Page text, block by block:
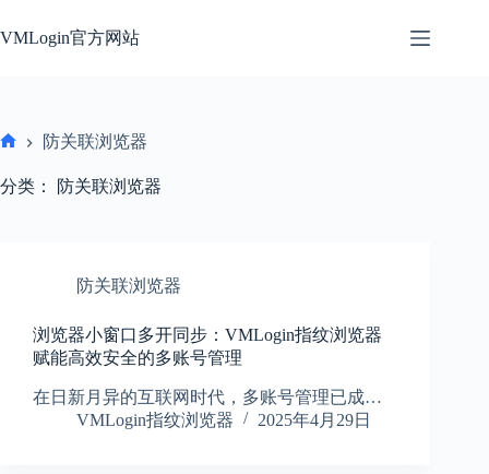
过
VMLogin官方网站
页
防关联浏览器
分类： 防关联浏览器
防关联浏览器
浏览器小窗口多开同步：VMLogin指纹浏览器
赋能高效安全的多账号管理
在日新月异的互联网时代，多账号管理已成…
VMLogin指纹浏览器
2025年4月29日